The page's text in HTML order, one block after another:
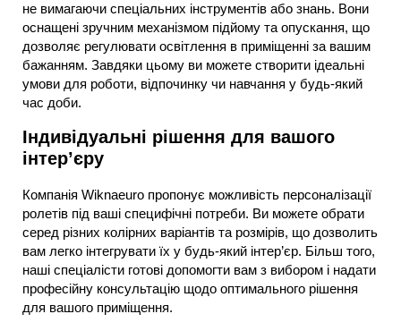
не вимагаючи спеціальних інструментів або знань. Вони
оснащені зручним механізмом підйому та опускання, що
дозволяє регулювати освітлення в приміщенні за вашим
бажанням. Завдяки цьому ви можете створити ідеальні
умови для роботи, відпочинку чи навчання у будь-який
час доби.
Індивідуальні рішення для вашого
інтер’єру
Компанія Wiknaeuro пропонує можливість персоналізації
ролетів під ваші специфічні потреби. Ви можете обрати
серед різних колірних варіантів та розмірів, що дозволить
вам легко інтегрувати їх у будь-який інтер’єр. Більш того,
наші спеціалісти готові допомогти вам з вибором і надати
професійну консультацію щодо оптимального рішення
для вашого приміщення.